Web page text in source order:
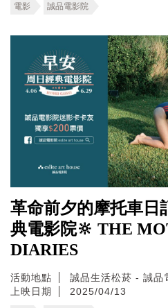
電影 誠品電影院
革命前夕的摩托車日
典電影院🔆 THE
DIARIES
活動地點
誠品生活松菸 - 誠品
上映日期
2025/04/13